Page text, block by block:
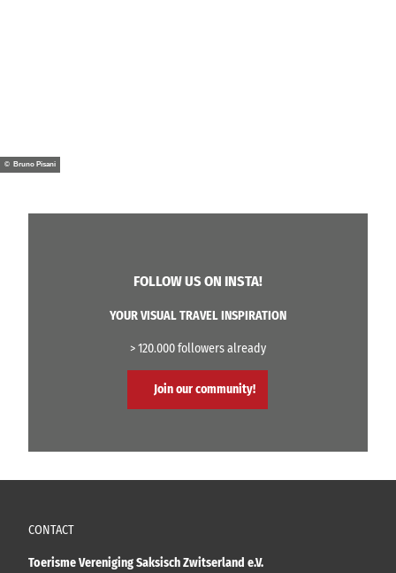
© Bruno Pisani
FOLLOW US ON INSTA!
YOUR VISUAL TRAVEL INSPIRATION
> 120.000 followers already
Join our community!
CONTACT
Toerisme Vereniging Saksisch Zwitserland e.V.